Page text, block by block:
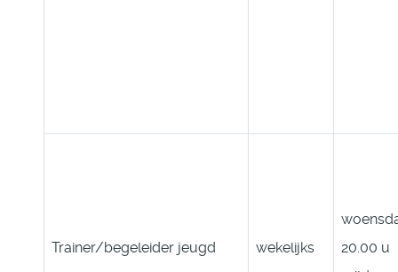
Trainer/begeleider jeugd wekelijks
20.00 u